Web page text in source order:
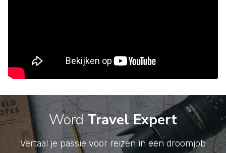
Word Travel Expert
Vertaal je passie voor reizen in een droomjob